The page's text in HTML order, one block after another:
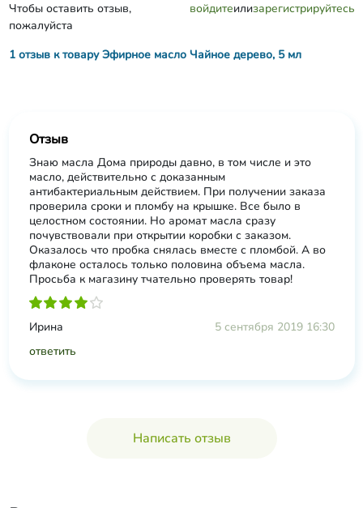
Чтобы оставить отзыв,
пожалуйста
войдитеилизарегистрируйтесь
1 отзыв к товару Эфирное масло Чайное дерево, 5 мл
Отзыв
Знаю масла Дома природы давно, в том числе и это
масло, действительно с доказанным
антибактериальным действием. При получении заказа
проверила сроки и пломбу на крышке. Все было в
целостном состоянии. Но аромат масла сразу
почувствовали при открытии коробки с заказом.
Оказалось что пробка снялась вместе с пломбой. А во
флаконе осталось только половина объема масла.
Просьба к магазину тчательно проверять товар!
Ирина
5 сентября 2019 16:30
ответить
Написать отзыв